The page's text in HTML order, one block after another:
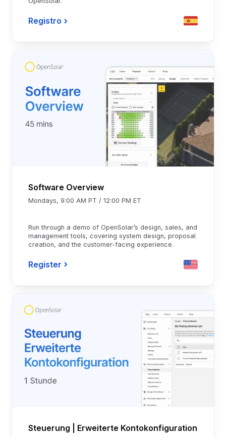
Registro
Software Overview
Mondays, 9:00 AM PT / 12:00 PM ET
Run through a demo of OpenSolar’s design, sales, and
management tools, covering system design, proposal
creation, and the customer-facing experience.
Register
Steuerung | Erweiterte Kontokonfiguration